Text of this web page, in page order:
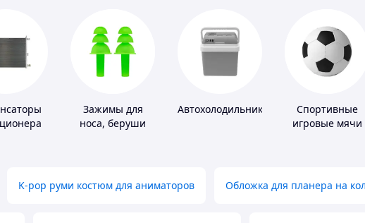
Зажимы для
носа, беруши
Автохолодильники
Спортивные
игровые мячи
K-pop руми костюм для аниматоров Обложка для планера на